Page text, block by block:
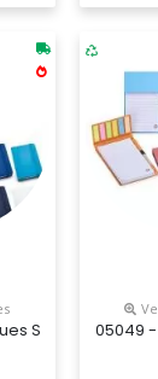
160 Páginas
Publicidade.
Sem Pautas
05049